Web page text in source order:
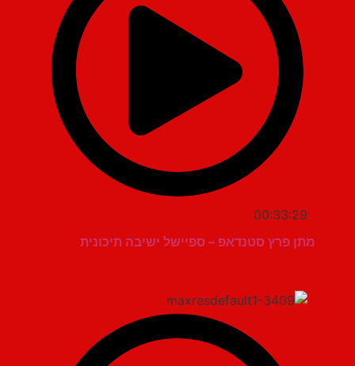
00:33:29
מתן פרץ סטנדאפ – ספיישל ישיבה תיכונית